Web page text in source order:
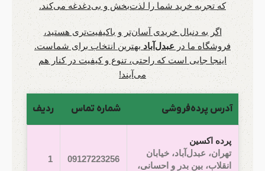
که تجربه خرید شما را لذت‌بخش و بی‌دغدغه می‌کند.
اگر به دنبال خریدی آسان‌تر و باکیفیت‌تری هستید،
فروشگاه ما در عبدل‌آبادبهترین انتخاب برای شماست.
اینجا جایی است که راحتی، تنوع و کیفیت در کنار هم
می‌آیند!
آدرس پرده‌فروشی شماره تماس ردیف
پرده اکسین
تهران، عبدل‌آباد، خیابان
انقلاب، بین بدر و احسانی،
09127223256
1